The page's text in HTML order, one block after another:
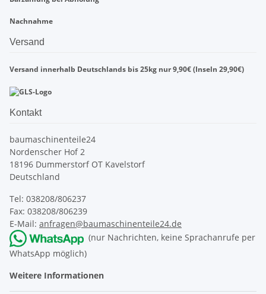
Nachnahme
Versand
Versand innerhalb Deutschlands bis 25kg nur 9,90€ (Inseln 29,90€)
Kontakt
baumaschinenteile24
Nordenscher Hof 2
18196 Dummerstorf OT Kavelstorf
Deutschland
Tel: 038208/806237
Fax: 038208/806239
E-Mail: anfragen@baumaschinenteile24.de
(nur Nachrichten, keine Sprachanrufe per
WhatsApp möglich)
Weitere Informationen